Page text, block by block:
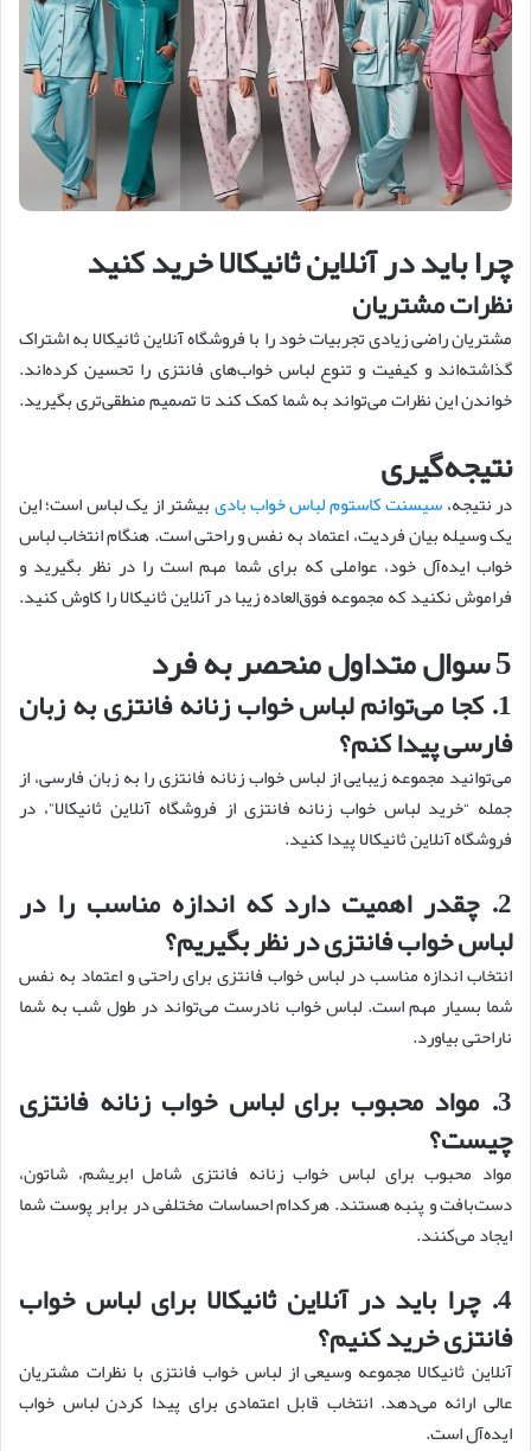
چرا باید در آنلاین ثانیکالا خرید کنید
نظرات مشتریان
مشتریان راضی زیادی تجربیات خود را با فروشگاه آنلاین ثانیکالا به اشتراک
گذاشته‌اند و کیفیت و تنوع لباس خواب‌های فانتزی را تحسین کرده‌اند.
خواندن این نظرات می‌تواند به شما کمک کند تا تصمیم منطقی‌تری بگیرید.
نتیجه‌گیری
در نتیجه،سیسنت کاستوم لباس خواب بادیبیشتر از یک لباس است؛ این
یک وسیله بیان فردیت، اعتماد به نفس و راحتی است. هنگام انتخاب لباس
خواب ایده‌آل خود، عواملی که برای شما مهم است را در نظر بگیرید و
فراموش نکنید که مجموعه فوق‌العاده زیبا در آنلاین ثانیکالا را کاوش کنید.
5 سوال متداول منحصر به فرد
1. کجا می‌توانم لباس خواب زنانه فانتزی به زبان
فارسی پیدا کنم؟
می‌توانید مجموعه زیبایی از لباس خواب زنانه فانتزی را به زبان فارسی، از
جمله “خرید لباس خواب زنانه فانتزی از فروشگاه آنلاین ثانیکالا”، در
فروشگاه آنلاین ثانیکالا پیدا کنید.
2. چقدر اهمیت دارد که اندازه مناسب را در
لباس خواب فانتزی در نظر بگیریم؟
انتخاب اندازه مناسب در لباس خواب فانتزی برای راحتی و اعتماد به نفس
شما بسیار مهم است. لباس خواب نادرست می‌تواند در طول شب به شما
ناراحتی بیاورد.
3. مواد محبوب برای لباس خواب زنانه فانتزی
چیست؟
مواد محبوب برای لباس خواب زنانه فانتزی شامل ابریشم، شاتون،
دست‌بافت و پنبه هستند. هرکدام احساسات مختلفی در برابر پوست شما
ایجاد می‌کنند.
4. چرا باید در آنلاین ثانیکالا برای لباس خواب
فانتزی خرید کنیم؟
آنلاین ثانیکالا مجموعه وسیعی از لباس خواب فانتزی با نظرات مشتریان
عالی ارائه می‌دهد. انتخاب قابل اعتمادی برای پیدا کردن لباس خواب
ایده‌آل است.